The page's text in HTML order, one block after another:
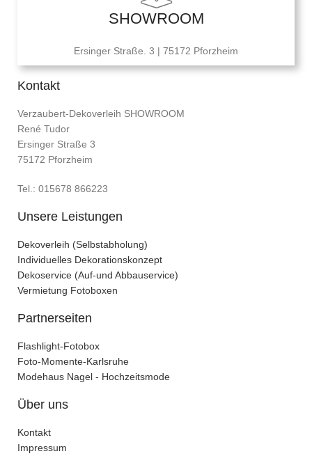
SHOWROOM
Ersinger Straße. 3 | 75172 Pforzheim
Kontakt
Verzaubert-Dekoverleih SHOWROOM
René Tudor
Ersinger Straße 3
75172 Pforzheim
Tel.: 015678 866223
Unsere Leistungen
Dekoverleih (Selbstabholung)
Individuelles Dekorationskonzept
Dekoservice (Auf-und Abbauservice)
Vermietung Fotoboxen
Partnerseiten
Flashlight-Fotobox
Foto-Momente-Karlsruhe
Modehaus Nagel - Hochzeitsmode
Über uns
Kontakt
Impressum